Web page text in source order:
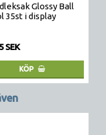
Glossy Ball
35st i display
SEK
KÖP